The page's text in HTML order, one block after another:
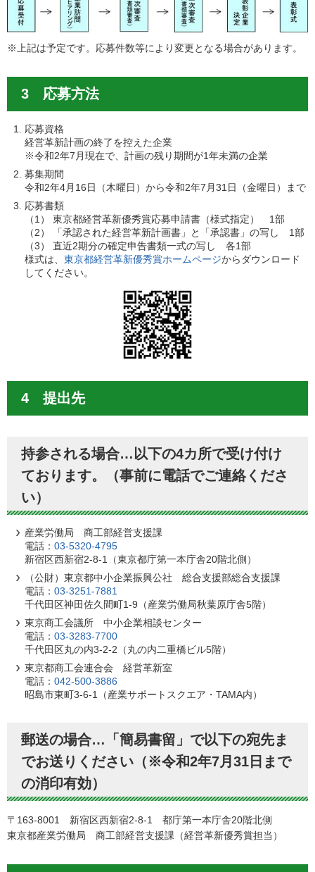
※上記は予定です。応募件数等により変更となる場合があります。
3 応募方法
応募資格
経営革新計画の終了を控えた企業
※令和2年7月現在で、計画の残り期間が1年未満の企業
募集期間
令和2年4月16日（木曜日）から令和2年7月31日（金曜日）まで
応募書類
（1） 東京都経営革新優秀賞応募申請書（様式指定） 1部
（2） 「承認された経営革新計画書」と「承認書」の写し 1部
（3） 直近2期分の確定申告書類一式の写し 各1部
様式は、東京都経営革新優秀賞ホームページからダウンロード
してください。
4 提出先
持参される場合…以下の4カ所で受け付け
ております。（事前に電話でご連絡くださ
い）
産業労働局 商工部経営支援課
電話：03-5320-4795
新宿区西新宿2-8-1（東京都庁第一本庁舎20階北側）
（公財）東京都中小企業振興公社 総合支援部総合支援課
電話：03-3251-7881
千代田区神田佐久間町1-9（産業労働局秋葉原庁舎5階）
東京商工会議所 中小企業相談センター
電話：03-3283-7700
千代田区丸の内3-2-2（丸の内二重橋ビル5階）
東京都商工会連合会 経営革新室
電話：042-500-3886
昭島市東町3-6-1（産業サポートスクエア・TAMA内）
郵送の場合…「簡易書留」で以下の宛先ま
でお送りください（※令和2年7月31日まで
の消印有効）
〒163-8001 新宿区西新宿2-8-1 都庁第一本庁舎20階北側
東京都産業労働局 商工部経営支援課（経営革新優秀賞担当）